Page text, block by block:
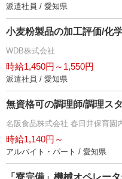
派遣社員 / 愛知県
小麦粉製品の加工評価/化
WDB株式会社
時給1,450円～1,550円
派遣社員 / 愛知県
無資格可の調理師/調理ス
名阪食品株式会社 春日井保育園
時給1,140円～
アルバイト・パート / 愛知県